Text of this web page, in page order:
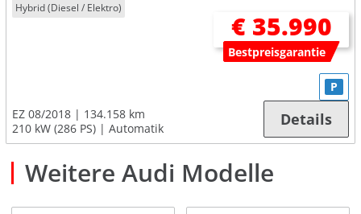
Hybrid (Diesel / Elektro)
€ 35.990
Bestpreisgarantie
EZ 08/2018
134.158 km
210 kW (286 PS)
Automatik
P
Details
Weitere Audi Modelle